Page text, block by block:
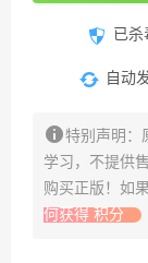
已杀
自动
特别声明：
学习，不提供
购买正版！如
何获得 积分